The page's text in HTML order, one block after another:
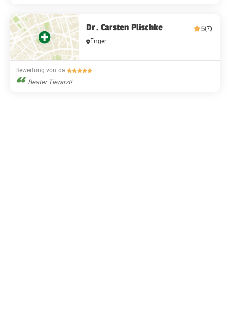
Dr. Carsten Plischke 5(7)
Enger
Bewertung von da·
Bester Tierarzt!